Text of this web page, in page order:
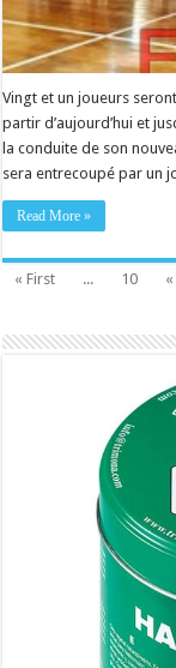
Vingt et un joueurs
partir d’aujourd’hui et
la conduite de son
sera entrecoupé par un
Read More »
« First ... 10 «